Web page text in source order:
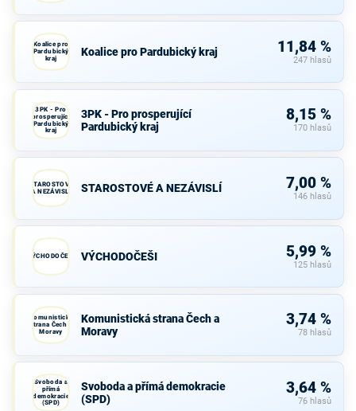
Koalice pro
Pardubický
kraj
Koalice pro Pardubický kraj 11,84 %
247 hlasů
3PK - Pro
prosperující
Pardubický
kraj
3PK - Pro prosperující
Pardubický kraj
8,15 %
170 hlasů
STAROSTOVÉ
A NEZÁVISLÍ
STAROSTOVÉ A NEZÁVISLÍ 7,00 %
146 hlasů
VÝCHODOČEŠI VÝCHODOČEŠI 5,99 %
125 hlasů
Komunistická
strana Čech a
Moravy
Komunistická strana Čech a
Moravy
3,74 %
78 hlasů
Svoboda a
přímá
demokracie
(SPD)
Svoboda a přímá demokracie
(SPD)
3,64 %
76 hlasů